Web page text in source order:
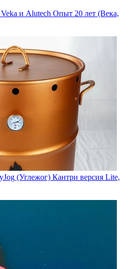
и Alutech Опыт 20 лет (Века,
(Углежог) Кантри версия Lite,